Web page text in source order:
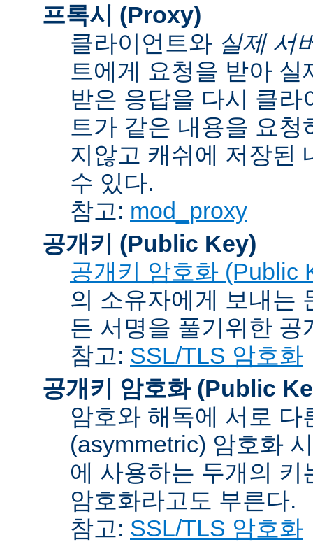
프록시 (Proxy)
클라이언트와 실제 서
트에게 요청을 받아
받은 응답을 다시 클
트가 같은 내용을 요
지않고 캐쉬에 저장된
수 있다.
참고: mod_proxy
공개키 (Public Key)
공개키 암호화 (Public
의 소유자에게 보내는
든 서명을 풀기위한 공
참고: SSL/TLS 암호화
공개키 암호화 (Public
암호와 해독에 서로
(asymmetric) 암호화
에 사용하는 두개의
암호화라고도 부른다.
참고: SSL/TLS 암호화